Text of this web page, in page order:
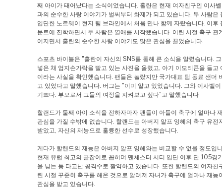
째 아이가 태어났다는 소식이었습니다. 홀란은 현재 여자친구인 이사
과의 순수한 사랑 이야기가 벌써부터 화제가 되고 있습니다. 두 사람은
입단한 노르웨이 현지 팀 브라인에서 처음 만나 함께 자랐습니다. 이후
문트에 진학하면서 두 사람은 열애를 시작했습니다. 어린 시절 축구 관
어지면서 홀란의 순수한 사랑 이야기도 많은 관심을 끌었습니다.
스포츠 바이블은 "홀란이 자신의 SNS를 통해 큰 소식을 알렸습니다.
넣은 채 엄지손가락을 빨고 있는 사진을 올렸고, 아기 이모티콘을 들고
이라는 사실을 확인했습니다. 팬들은 놀랐지만 국가대표 팀 동료 샌더
고 있었다고 말했습니다. 버그는 "이미 알고 있었습니다. 그와 이사벨
기쁘다. 부모로서 그들의 여정을 지켜보고 싶다"고 말했습니다
할랜드가 둘째 아이 소식을 전하자마자 팬들이 아들이 축구에 얼마나
관심을 가질 수밖에 없습니다. 할랜드는 아버지 알프 잉헤의 축구 유전
받았고, 자신의 재능으로 훌륭한 선수로 성장했습니다.
게다가 할랜드의 재능은 아버지 알프 잉헤와는 비교할 수 없을 정도입
현재 유럽 최고의 골잡이로 꼽히며 맨체스터 시티 입단 이후 단 105경
을 넣는 등 타고난 공격수로 활약하고 있습니다. 또한 할랜드의 여자친
린 시절 꾸준히 축구를 해온 것으로 알려져 자녀가 축구에 얼마나 재능
관심을 받고 있습니다.